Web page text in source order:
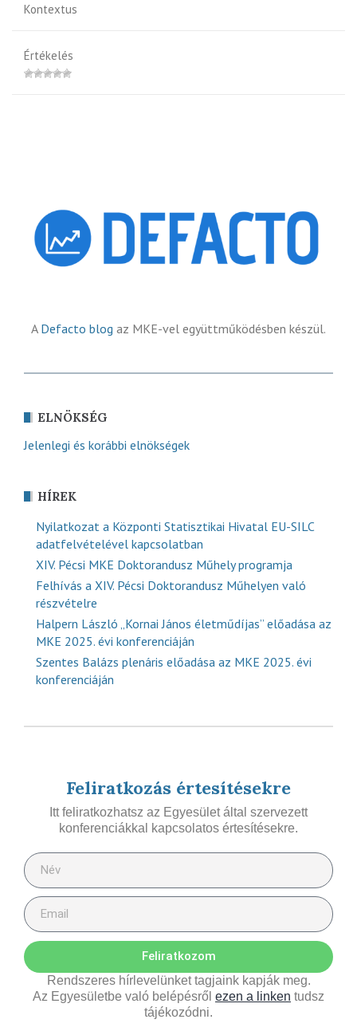
Kontextus
Értékelés
A Defacto blog az MKE-vel együttműködésben készül.
ELNÖKSÉG
Jelenlegi és korábbi elnökségek
HÍREK
Nyilatkozat a Központi Statisztikai Hivatal EU-SILC
adatfelvételével kapcsolatban
XIV. Pécsi MKE Doktorandusz Műhely programja
Felhívás a XIV. Pécsi Doktorandusz Műhelyen való
részvételre
Halpern László „Kornai János életműdíjas” előadása az
MKE 2025. évi konferenciáján
Szentes Balázs plenáris előadása az MKE 2025. évi
konferenciáján
Feliratkozás értesítésekre
Itt feliratkozhatsz az Egyesület által szervezett
konferenciákkal kapcsolatos értesítésekre.
Feliratkozom
Rendszeres hírlevelünket tagjaink kapják meg.
Az Egyesületbe való belépésről ezen a linken tudsz
tájékozódni.